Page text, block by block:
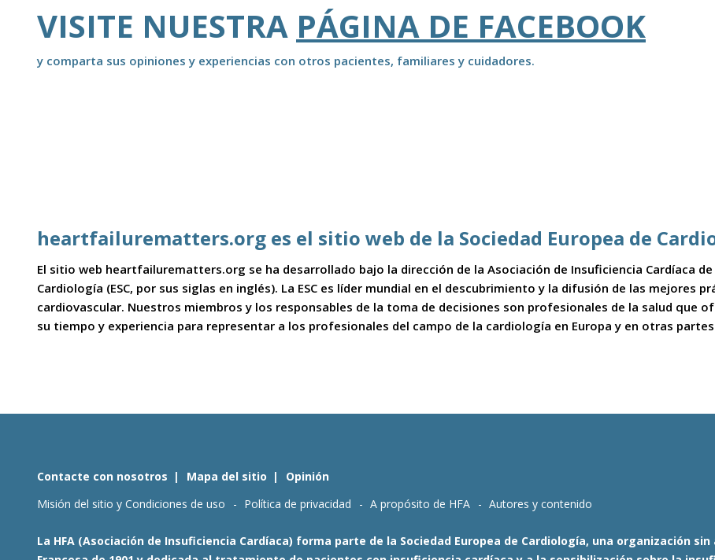
VISITE NUESTRA PÁGINA DE FACEBOOK
y comparta sus opiniones y experiencias con otros pacientes, familiares y cuidadores.
heartfailurematters.org es el sitio web de la Sociedad Europea de
El sitio web heartfailurematters.org se ha desarrollado bajo la dirección de la Asociación de Insuficiencia Cardíaca de
Cardiología (ESC, por sus siglas en inglés). La ESC es líder mundial en el descubrimiento y la difusión de las mejores
cardiovascular. Nuestros miembros y los responsables de la toma de decisiones son profesionales de la salud que
su tiempo y experiencia para representar a los profesionales del campo de la cardiología en Europa y en otras
Contacte con nosotros Mapa del sitio
Opinión
Misión del sitio y Condiciones de uso
Política de privacidad A propósito de HFA Autores y contenido
La HFA (Asociación de Insuficiencia Cardíaca) forma parte de la Sociedad Europea de Cardiología, una organización